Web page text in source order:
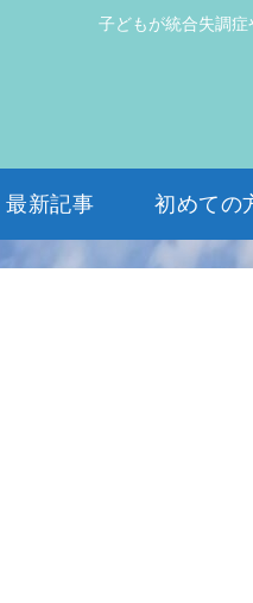
子どもが統合失調
最新記事